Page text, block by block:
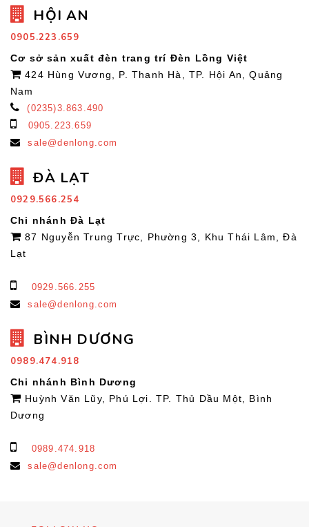
HỘI AN
0905.223.659
Cơ sở sản xuất đèn trang trí Đèn Lồng Việt
424 Hùng Vương, P. Thanh Hà, TP. Hội An, Quảng
Nam
(0235)3.863.490
0905.223.659
sale@denlong.com
ĐÀ LẠT
0929.566.254
Chi nhánh Đà Lạt
87 Nguyễn Trung Trực, Phường 3, Khu Thái Lâm, Đà
Lạt
0929.566.255
sale@denlong.com
BÌNH DƯƠNG
0989.474.918
Chi nhánh Bình Dương
Huỳnh Văn Lũy, Phú Lợi. TP. Thủ Dầu Một, Bình
Dương
0989.474.918
sale@denlong.com